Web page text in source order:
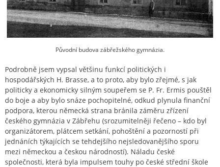
Původní budova zábřežského gymnázia.
Podrobně jsem vypsal většinu funkcí politických i
hospodářských H. Brasse, a to proto, aby bylo zřejmé, s jak
politicky a ekonomicky silným soupeřem se P. Fr. Ermis pouštěl
do boje a aby bylo snáze pochopitelné, odkud plynula finanční
podpora, kterou německá strana bránila záměru zřízení
českého gymnázia v Zábřehu (srozumitelněji řečeno – kdo byl
organizátorem, plátcem setkání, pohoštění a pozorností při
jednáních týkajících se tehdejšího nejsledovanějšího sporu
mezi německou a českou národností). Náladu české
společnosti, která byla impulsem touhy po české střední škole